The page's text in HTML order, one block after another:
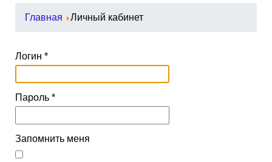
Главная Личный кабинет
Логин *
Пароль *
Запомнить меня